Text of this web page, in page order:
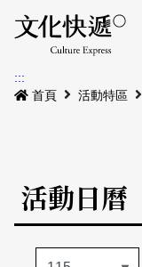
最新公告
本期專題
歷史專題
活動特區
活動列表
關於我們
:::
首頁
活動特區
活動日曆